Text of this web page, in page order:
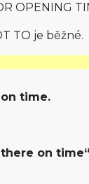
OPENING
TO je běžné.
time.
on time“